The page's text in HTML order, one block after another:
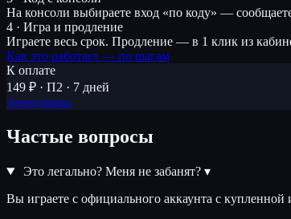
На консоли выбираете вход «по коду» —
4 · Игра и продление
Играете весь срок. Продление — в 1 клик из
Как это работает — по шагам
К оплате
149 ₽ · П2 · 7 дней
Арендовать
Частые вопросы
Это легально? Меня не забанят? ▾
Вы играете с официального аккаунта с